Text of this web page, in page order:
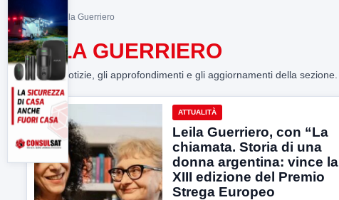
Home> leila Guerriero
LEILA GUERRIERO
Tutte le notizie, gli approfondimenti e gli aggiornamenti della sezione.
ATTUALITÀ
Leila Guerriero, con “La
chiamata. Storia di una
donna argentina: vince la
XIII edizione del Premio
Strega Europeo